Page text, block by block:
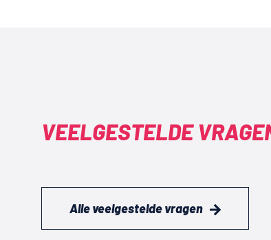
VEELGESTELDE
Alle veelgestelde vragen